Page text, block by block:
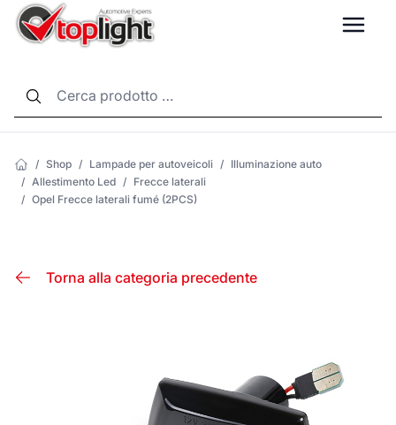
/ Shop / Lampade per autoveicoli / Illuminazione auto
/ Allestimento Led / Frecce laterali
/ Opel Frecce laterali fumé (2PCS)
Torna alla categoria precedente